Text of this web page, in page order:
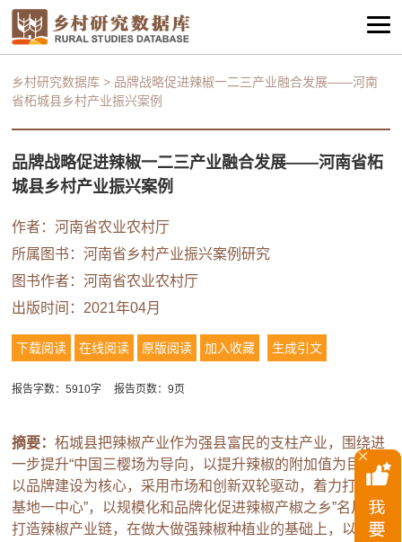
乡村研究数据库 > 品牌战略促进辣椒一二三产业融合发展——河南
省柘城县乡村产业振兴案例
品牌战略促进辣椒一二三产业融合发展——河南省柘
城县乡村产业振兴案例
作者：河南省农业农村厅
所属图书：河南省乡村产业振兴案例研究
图书作者：河南省农业农村厅
出版时间：2021年04月
下载阅读 在线阅读 原版阅读 加入收藏 生成引文
报告字数：5910字 报告页数：9页
摘要：柘城县把辣椒产业作为强县富民的支柱产业，围绕进
一步提升“中国三樱场为导向，以提升辣椒的附加值为目标，
以品牌建设为核心，采用市场和创新双轮驱动，着力打造“三
基地一中心”，以规模化和品牌化促进辣椒产椒之乡”名片和
打造辣椒产业链，在做大做强辣椒种植业的基础上，以市业